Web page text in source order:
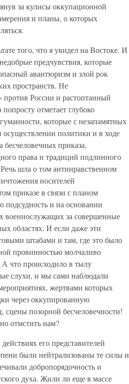
за кулисы оккупационной
и планы, о которых
того, что я увидел на Востоке. И
предчувствия, которые
авантюризм и злой рок
пространств. Не
против России и растоптанный
отметает глубоко
которые с незапамятных
осуществлении политики и в ходе
приказа,
права и традиций подлинного
шла о том антинравственном
носителей
приказе в связи с планом
подсудность и на основании
военнослужащих за совершенные
областях. И если даже эти
штабами и там, где это было
провинностью молчаливо
А что происходило в тылу
слухи, и мы сами наблюдали
жертвами которых
через оккупированную
позорной бесчеловечности!
отмстить нам?
его представителей
были нейтрализованы те силы и
добропорядочность и
духа. Жили ли еще в массе